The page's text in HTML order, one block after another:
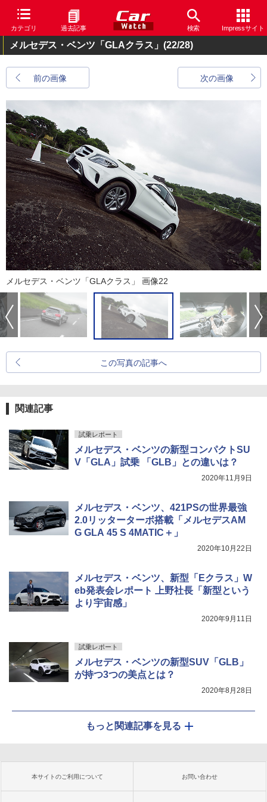
カテゴリ 過去記事 検索 Impressサイト
メルセデス・ベンツ「GLAクラス」 (22/28)
前の画像 次の画像
メルセデス・ベンツ「GLAクラス」 画像22
この写真の記事へ
関連記事
試乗レポート
メルセデス・ベンツの新型コンパクトSU
V「GLA」試乗 「GLB」との違いは？
2020年11月9日
メルセデス・ベンツ、421PSの世界最強
2.0リッターターボ搭載「メルセデスAM
G GLA 45 S 4MATIC＋」
2020年10月22日
メルセデス・ベンツ、新型「Eクラス」W
eb発表会レポート 上野社長「新型という
より宇宙感」
2020年9月11日
試乗レポート
メルセデス・ベンツの新型SUV「GLB」
が持つ3つの美点とは？
2020年8月28日
もっと関連記事を見る
本サイトのご利用について お問い合わせ